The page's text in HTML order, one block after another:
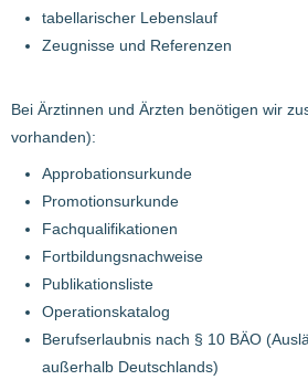
tabellarischer Lebenslauf
Zeugnisse und Referenzen
Bei Ärztinnen und Ärzten benötigen wir
vorhanden):
Approbationsurkunde
Promotionsurkunde
Fachqualifikationen
Fortbildungsnachweise
Publikationsliste
Operationskatalog
Berufserlaubnis nach § 10 BÄO
außerhalb Deutschlands)